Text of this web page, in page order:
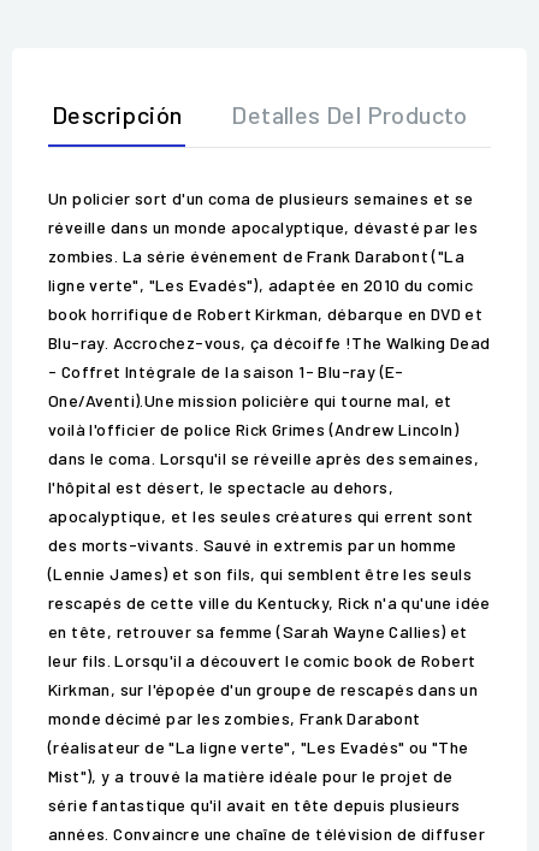
Descripción Detalles Del Producto
Un policier sort d'un coma de plusieurs semaines et se
réveille dans un monde apocalyptique, dévasté par les
zombies. La série événement de Frank Darabont ("La
ligne verte", "Les Evadés"), adaptée en 2010 du comic
book horrifique de Robert Kirkman, débarque en DVD et
Blu-ray. Accrochez-vous, ça décoiffe !The Walking Dead
- Coffret Intégrale de la saison 1- Blu-ray (E-
One/Aventi).Une mission policière qui tourne mal, et
voilà l'officier de police Rick Grimes (Andrew Lincoln)
dans le coma. Lorsqu'il se réveille après des semaines,
l'hôpital est désert, le spectacle au dehors,
apocalyptique, et les seules créatures qui errent sont
des morts-vivants. Sauvé in extremis par un homme
(Lennie James) et son fils, qui semblent être les seuls
rescapés de cette ville du Kentucky, Rick n'a qu'une idée
en tête, retrouver sa femme (Sarah Wayne Callies) et
leur fils. Lorsqu'il a découvert le comic book de Robert
Kirkman, sur l'épopée d'un groupe de rescapés dans un
monde décimé par les zombies, Frank Darabont
(réalisateur de "La ligne verte", "Les Evadés" ou "The
Mist"), y a trouvé la matière idéale pour le projet de
série fantastique qu'il avait en tête depuis plusieurs
années. Convaincre une chaîne de télévision de diffuser